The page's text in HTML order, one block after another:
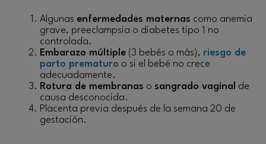
Algunas enfermedades maternas como anemia
grave, preeclampsia o diabetes tipo 1 no
controlada.
Embarazo múltiple (3 bebés o más), riesgo de
parto prematuro o si el bebé no crece
adecuadamente.
Rotura de membranas o sangrado vaginal de
causa desconocida.
Placenta previa después de la semana 20 de
gestación.